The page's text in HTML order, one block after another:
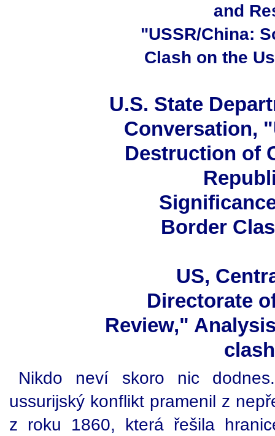
and
"USSR/China:
Clash on the
U.S. State
Conversation,
Destruction of
Border
US,
Directorate
Review,"
Nikdo neví skoro nic
ussurijský konflikt pramenil z
z roku 1860, která řešila